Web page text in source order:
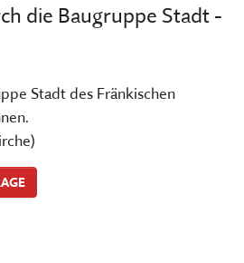
die Baugruppe Stadt -
Stadt des Fränkischen